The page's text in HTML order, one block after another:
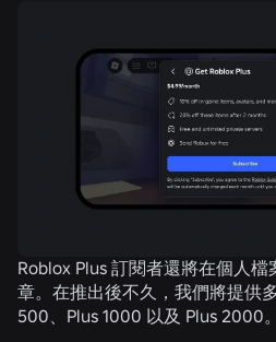
Roblox Plus 訂閱者還將在個人
章。在推出後不久，我們將提供
500、Plus 1000 以及 Plus 2000